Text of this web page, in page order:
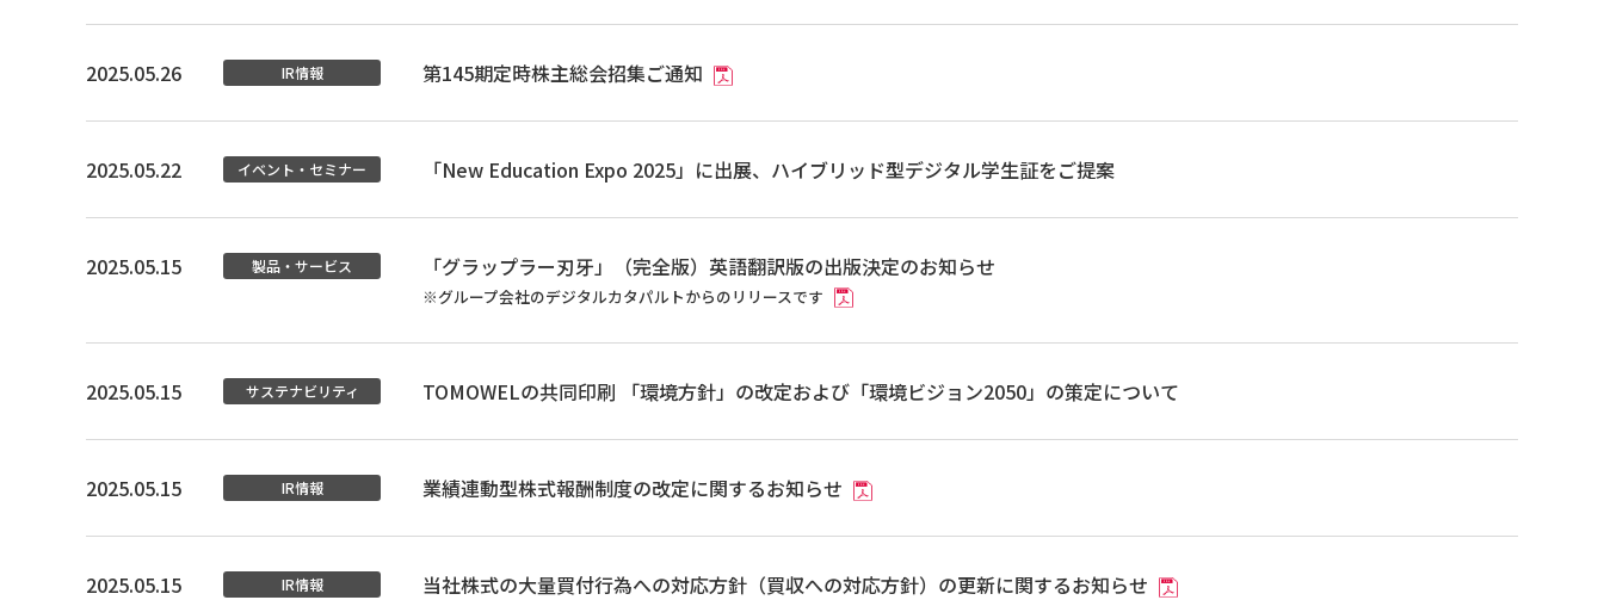
2025.05.26 IR情報 第145期定時株主総会招集ご通知
2025.05.22 イベント・セミナー 「New Education Expo 2025」に出展、ハイブリッド型デジタル学生証をご提案
2025.05.15 製品・サービス 「グラップラー刃牙」（完全版）英語翻訳版の出版決定のお知らせ
※グループ会社のデジタルカタパルトからのリリースです
2025.05.15 サステナビリティ TOMOWELの共同印刷 「環境方針」の改定および「環境ビジョン2050」の策定について
2025.05.15 IR情報 業績連動型株式報酬制度の改定に関するお知らせ
2025.05.15 IR情報 当社株式の大量買付行為への対応方針（買収への対応方針）の更新に関するお知らせ